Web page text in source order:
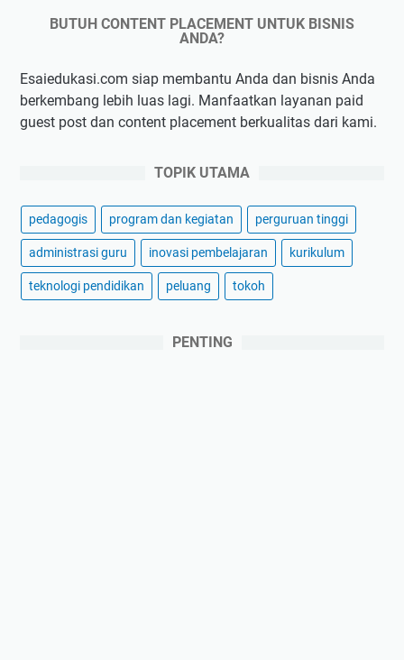
BUTUH CONTENT PLACEMENT UNTUK BISNIS
ANDA?
Esaiedukasi.com siap membantu Anda dan bisnis Anda
berkembang lebih luas lagi. Manfaatkan layanan paid
guest post dan content placement berkualitas dari kami.
TOPIK UTAMA
pedagogis program dan kegiatan perguruan tinggi
administrasi guru inovasi pembelajaran kurikulum
teknologi pendidikan peluang tokoh
PENTING